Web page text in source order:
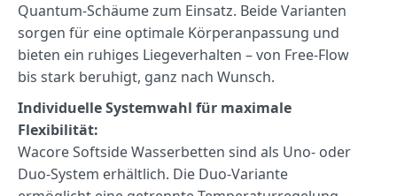
Quantum-Schäume zum Einsatz. Beide Varianten
sorgen für eine optimale Körperanpassung und
bieten ein ruhiges Liegeverhalten – von Free-Flow
bis stark beruhigt, ganz nach Wunsch.
Individuelle Systemwahl für maximale
Flexibilität:
Wacore Softside Wasserbetten sind als Uno- oder
Duo-System erhältlich. Die Duo-Variante